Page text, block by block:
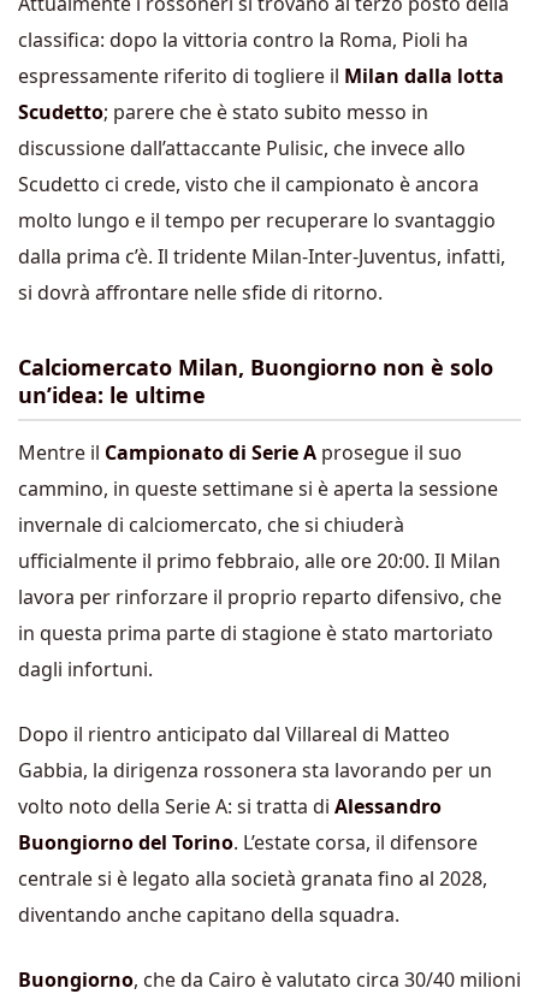
classifica: dopo la vittoria contro la Roma, Pioli ha
espressamente riferito di togliere il Milan dalla lotta
Scudetto; parere che è stato subito messo in
discussione dall’attaccante Pulisic, che invece allo
Scudetto ci crede, visto che il campionato è ancora
molto lungo e il tempo per recuperare lo svantaggio
dalla prima c’è. Il tridente Milan-Inter-Juventus, infatti,
si dovrà affrontare nelle sfide di ritorno.
Calciomercato Milan, Buongiorno non è solo
un’idea: le ultime
Mentre il Campionato di Serie A prosegue il suo
cammino, in queste settimane si è aperta la sessione
invernale di calciomercato, che si chiuderà
ufficialmente il primo febbraio, alle ore 20:00. Il Milan
lavora per rinforzare il proprio reparto difensivo, che
in questa prima parte di stagione è stato martoriato
dagli infortuni.
Dopo il rientro anticipato dal Villareal di Matteo
Gabbia, la dirigenza rossonera sta lavorando per un
volto noto della Serie A: si tratta di Alessandro
Buongiorno del Torino. L’estate corsa, il difensore
centrale si è legato alla società granata fino al 2028,
diventando anche capitano della squadra.
Buongiorno, che da Cairo è valutato circa 30/40 milioni